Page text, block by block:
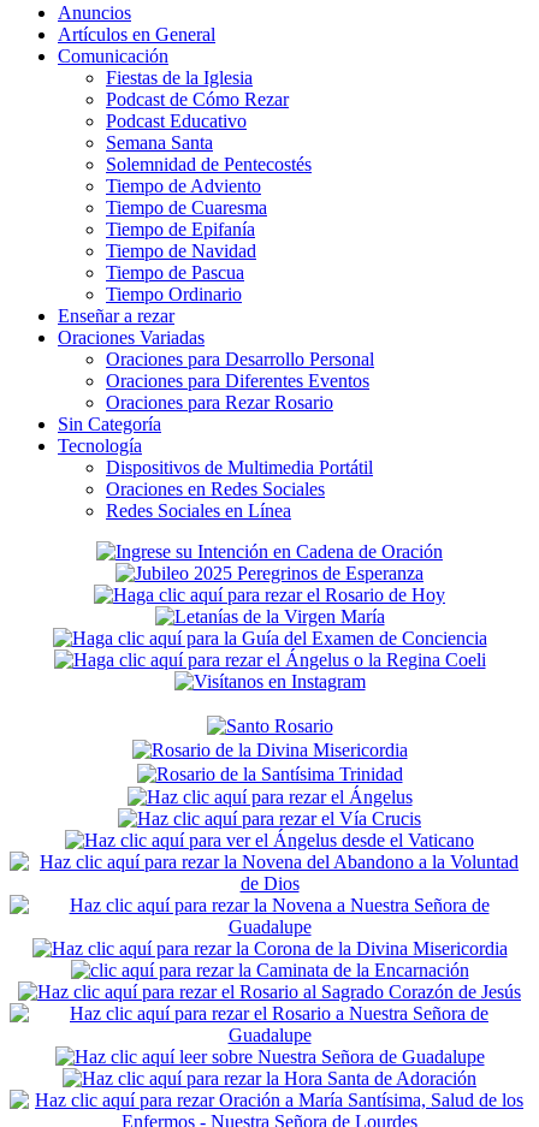
Anuncios
Artículos en General
Comunicación
Fiestas de la Iglesia
Podcast de Cómo Rezar
Podcast Educativo
Semana Santa
Solemnidad de Pentecostés
Tiempo de Adviento
Tiempo de Cuaresma
Tiempo de Epifanía
Tiempo de Navidad
Tiempo de Pascua
Tiempo Ordinario
Enseñar a rezar
Oraciones Variadas
Oraciones para Desarrollo Personal
Oraciones para Diferentes Eventos
Oraciones para Rezar Rosario
Sin Categoría
Tecnología
Dispositivos de Multimedia Portátil
Oraciones en Redes Sociales
Redes Sociales en Línea
Secondary
Sidebar